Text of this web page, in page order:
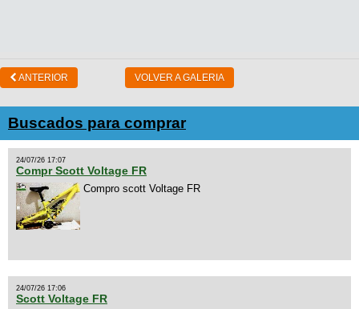
ANTERIOR VOLVER A GALERIA
Buscados para comprar
24/07/26 17:07
Compr Scott Voltage FR
Compro scott Voltage FR
24/07/26 17:06
Scott Voltage FR